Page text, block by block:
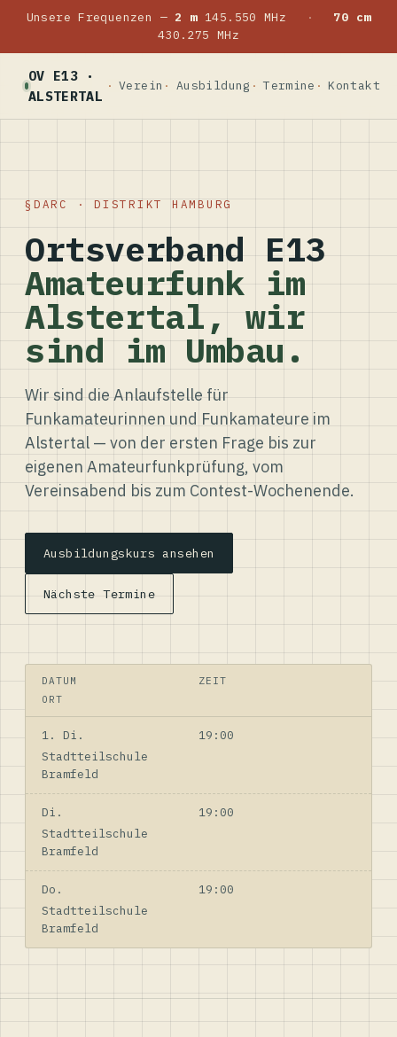
Unsere Frequenzen — 2 m145.550 MHz ·
70 cm
430.275 MHz
OV E13 ·
ALSTERTAL
Verein Ausbildung Termine Kontakt
DARC · DISTRIKT HAMBURG
Ortsverband E13
Amateurfunk im
Alstertal, wir
sind im Umbau.
Wir sind die Anlaufstelle für
Funkamateurinnen und Funkamateure im
Alstertal — von der ersten Frage bis zur
eigenen Amateurfunkprüfung, vom
Vereinsabend bis zum Contest-Wochenende.
Ausbildungskurs ansehen
Nächste Termine
DATUM
ZEIT
ORT
1. Di.
19:00
Stadtteilschule
Bramfeld
Di.
19:00
Stadtteilschule
Bramfeld
Do.
19:00
Stadtteilschule
Bramfeld